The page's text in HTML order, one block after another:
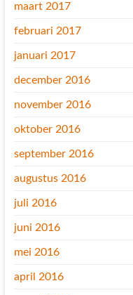
maart 2017
februari 2017
januari 2017
december 2016
november 2016
oktober 2016
september 2016
augustus 2016
juli 2016
juni 2016
mei 2016
april 2016